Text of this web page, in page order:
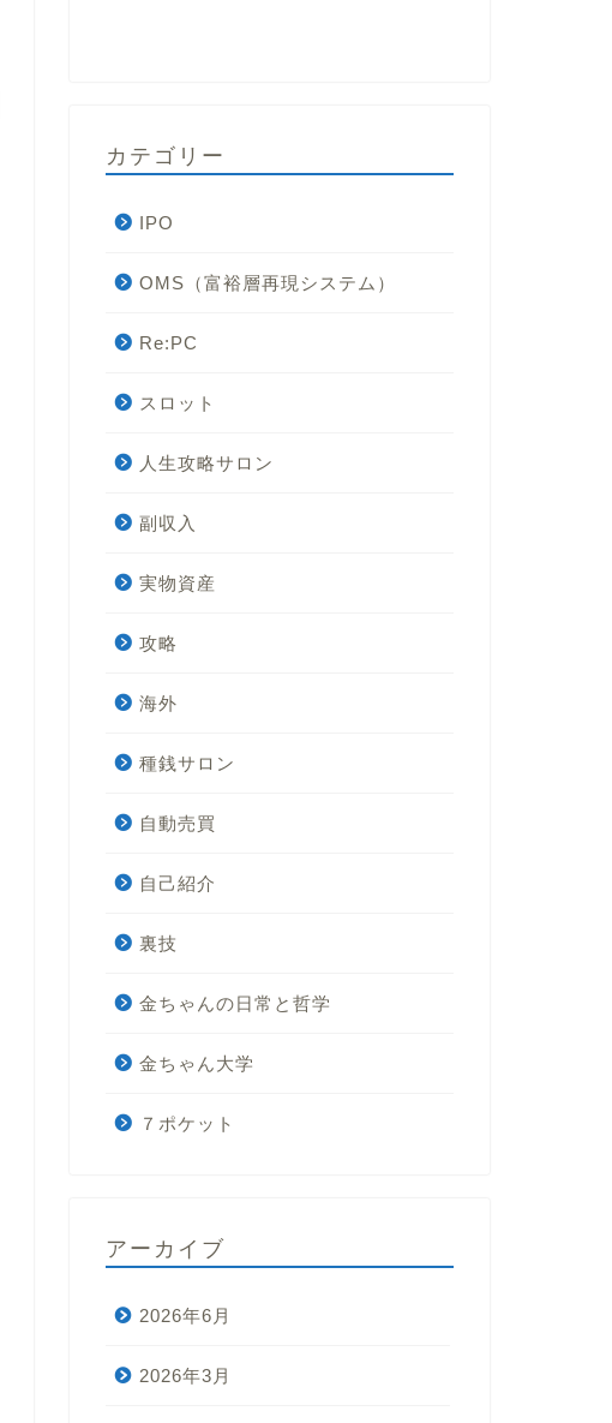
カテゴリー
IPO
OMS（富裕層再現システム）
Re:PC
スロット
人生攻略サロン
副収入
実物資産
攻略
海外
種銭サロン
自動売買
自己紹介
裏技
金ちゃんの日常と哲学
金ちゃん大学
７ポケット
アーカイブ
2026年6月
2026年3月